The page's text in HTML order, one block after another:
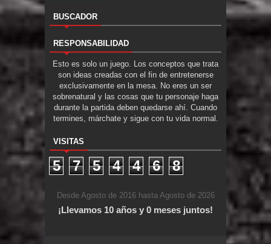
BUSCADOR
RESPONSABILIDAD
Esto es solo un juego. Los conceptos que trata
son ideas creadas con el fin de entretenerse
exclusivamente en la mesa. No eres un ser
sobrenatural y las cosas que tu personaje haga
durante la partida deben quedarse ahí. Cuando
termines, márchate y sigue con tu vida normal.
VISITAS
5 7 5 4 4 6 8
Desde Agosto de 2016 hasta Agosto de 2026
¡Llevamos 10 años y 0 meses juntos!